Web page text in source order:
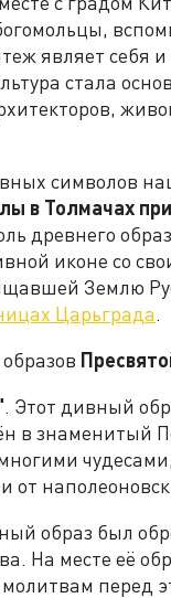
являет себя и
стала
символов
в Толмачах
древнего
иконе со
Землю
Царьграда.
. Этот дивный
в знаменитый
от
образ был
На месте её
перед